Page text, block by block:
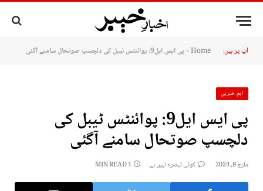
آپ پر ہیں: Home
»پی ایس ایل9: پوائنٹس ٹیبل کی دلچسپ صوتحال سامنے آگئی
اہم خبریں
پی ایس ایل9: پوائنٹس ٹیبل کی
دلچسپ صوتحال سامنے آگئی
مارچ 8, 2024 کوئی تبصرہ نہیں ہے۔ 1 MIN READ